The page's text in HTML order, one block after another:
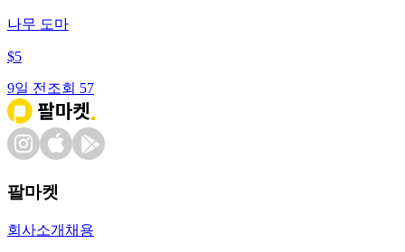
나무 도마
$5
9일 전 조회 57
팔마켓
회사소개 채용